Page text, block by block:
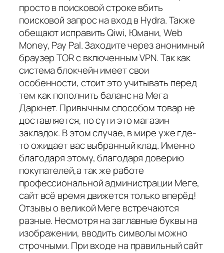
просто в поисковой строке вбить
поисковой запрос на вход в Hydra. Также
обещают исправить Qiwi, Юмани, Web
Money, Pay Pal. Заходите через анонимный
браузер TOR с включенным VPN. Так как
система блокчейн имеет свои
особенности, стоит это учитывать перед
тем как пополнить баланс на Мега
Даркнет. Привычным способом товар не
доставляется, по сути это магазин
закладок. В этом случае, в мире уже где-
то ожидает вас выбранный клад. Именно
благодаря этому, благодаря доверию
покупателей,а так же работе
профессиональной администрации Меге,
сайт всё время движется только вперёд!
Отзывы о великой Меге встречаются
разные. Несмотря на заглавные буквы на
изображении, вводить символы можно
строчными. При входе на правильный сайт